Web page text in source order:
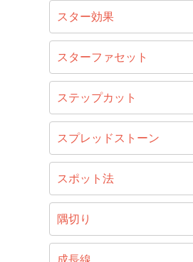
スター効果
スターファセット
ステップカット
スプレッドストーン
スポット法
隅切り
成長線